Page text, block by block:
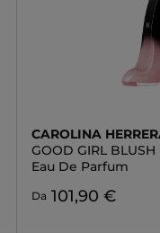
CAROLINA
GOOD GIRL BLUSH
Eau De Parfum
Da 101,90 €